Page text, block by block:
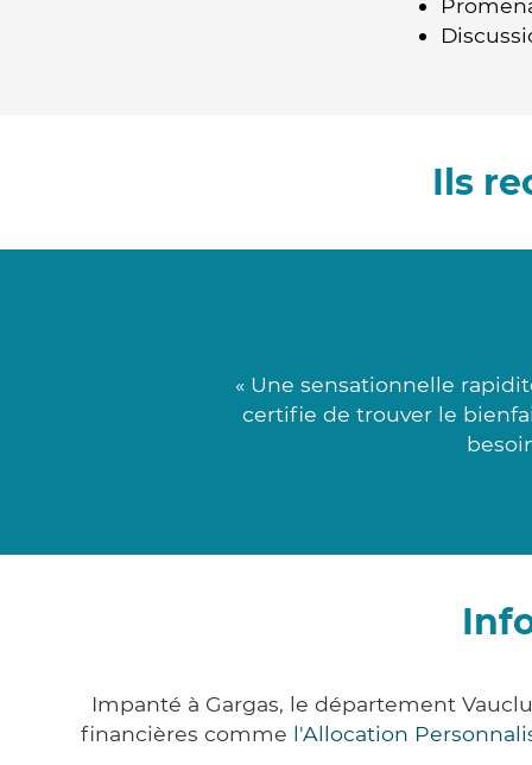
Ils
« Une sensationnelle
certifie de trouver le
Impanté à Gargas, le département
financières comme l'Allocation